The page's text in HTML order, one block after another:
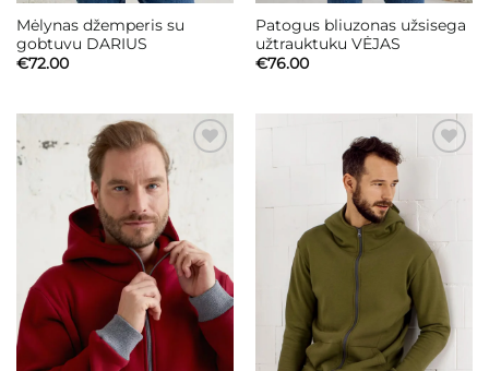
Mėlynas džemperis su
gobtuvu DARIUS
€72.00
Patogus bliuzonas užsisega
užtrauktuku VĖJAS
€76.00
Mėgstamiausias Mėgstamiausias